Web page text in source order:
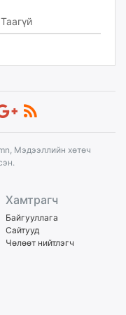
Таагүй
Мэдээллийн хөтөч
Хамтрагч
Байгууллага
Сайтууд
Чөлөөт нийтлэгч